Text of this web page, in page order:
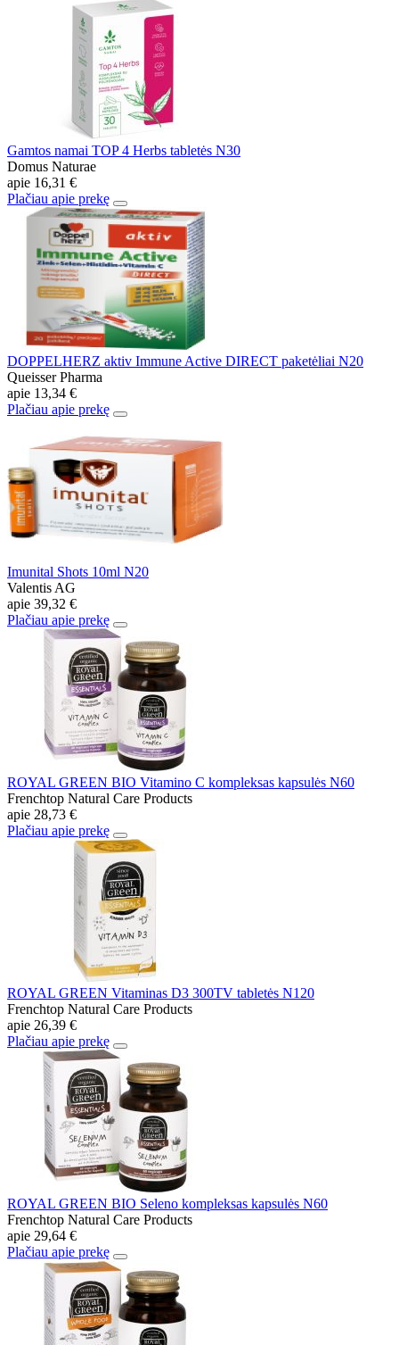
Gamtos namai TOP 4 Herbs tabletės N30
Domus Naturae
apie 16,31 €
Plačiau apie prekę
DOPPELHERZ aktiv Immune Active DIRECT paketėliai N20
Queisser Pharma
apie 13,34 €
Plačiau apie prekę
Imunital Shots 10ml N20
Valentis AG
apie 39,32 €
Plačiau apie prekę
ROYAL GREEN BIO Vitamino C kompleksas kapsulės N60
Frenchtop Natural Care Products
apie 28,73 €
Plačiau apie prekę
ROYAL GREEN Vitaminas D3 300TV tabletės N120
Frenchtop Natural Care Products
apie 26,39 €
Plačiau apie prekę
ROYAL GREEN BIO Seleno kompleksas kapsulės N60
Frenchtop Natural Care Products
apie 29,64 €
Plačiau apie prekę